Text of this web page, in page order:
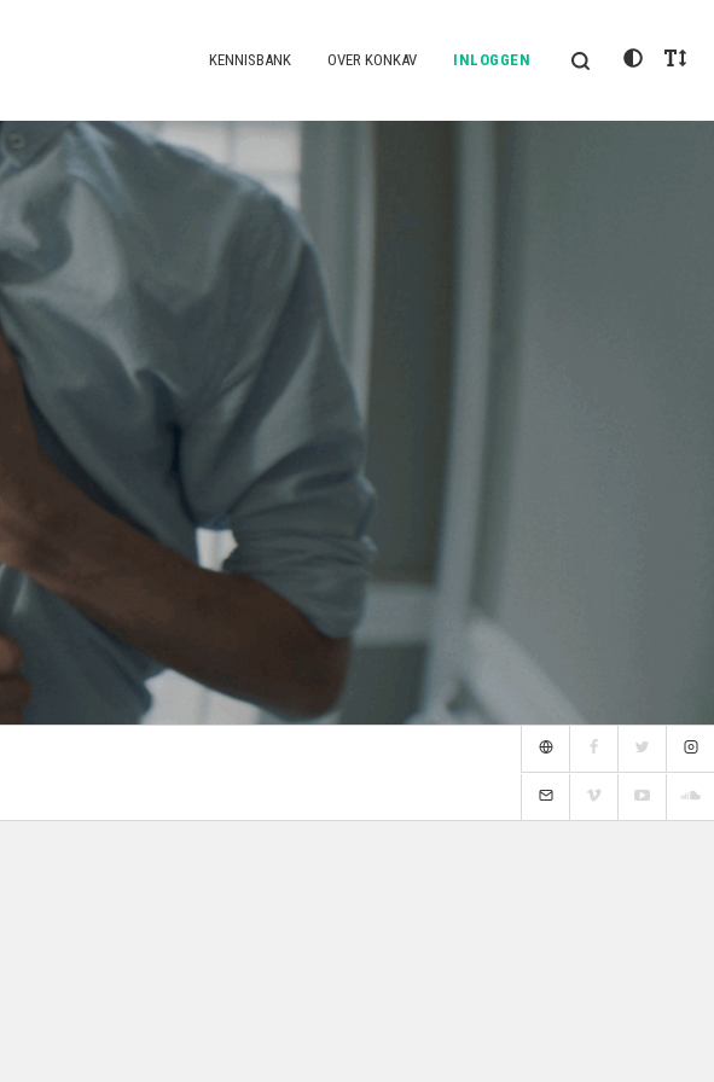
KENNISBANK OVER KONKAV INLOGGEN